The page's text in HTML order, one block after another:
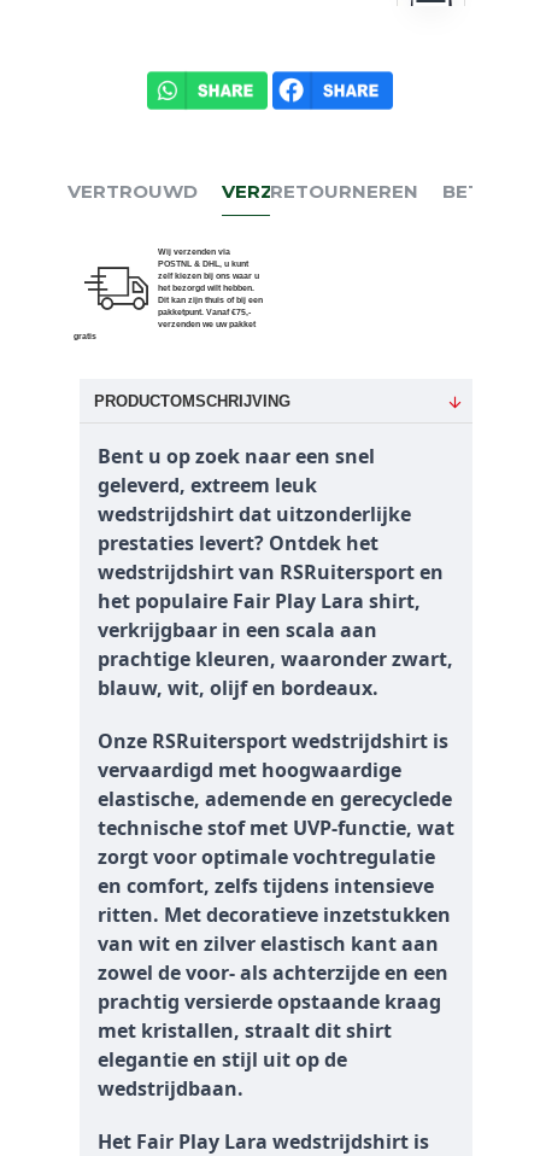
VERTROUWD VERZENDEN
Wij verzenden via
POSTNL & DHL, u kunt
zelf kiezen bij ons waar u
het bezorgd wilt hebben.
Dit kan zijn thuis of bij een
pakketpunt. Vanaf €75,-
verzenden we uw pakket
gratis
RETOURNEREN BETALEN
PRODUCTOMSCHRIJVING
Bent u op zoek naar een snel
geleverd, extreem leuk
wedstrijdshirt dat uitzonderlijke
prestaties levert? Ontdek het
wedstrijdshirt van RSRuitersport en
het populaire Fair Play Lara shirt,
verkrijgbaar in een scala aan
prachtige kleuren, waaronder zwart,
blauw, wit, olijf en bordeaux.
Onze RSRuitersport wedstrijdshirt is
vervaardigd met hoogwaardige
elastische, ademende en gerecyclede
technische stof met UVP-functie, wat
zorgt voor optimale vochtregulatie
en comfort, zelfs tijdens intensieve
ritten. Met decoratieve inzetstukken
van wit en zilver elastisch kant aan
zowel de voor- als achterzijde en een
prachtig versierde opstaande kraag
met kristallen, straalt dit shirt
elegantie en stijl uit op de
wedstrijdbaan.
Het Fair Play Lara wedstrijdshirt is